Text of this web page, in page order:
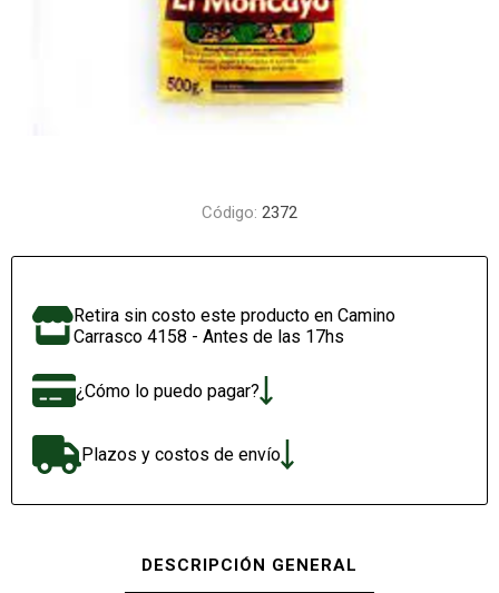
Código: 2372
Retira sin costo este producto en Camino
Carrasco 4158 - Antes de las 17hs
¿Cómo lo puedo pagar?
Plazos y costos de envío
DESCRIPCIÓN GENERAL